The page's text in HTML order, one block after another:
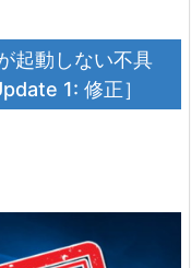
起動しない不具
1: 修正］